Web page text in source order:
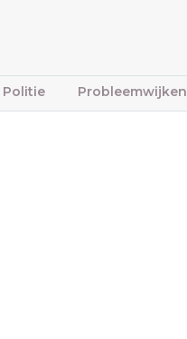
Politie Probleemwijken